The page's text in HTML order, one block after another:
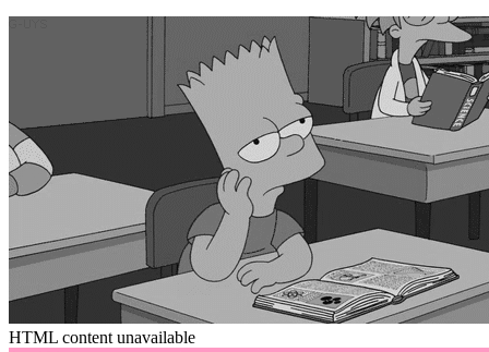
HTML content unavailable